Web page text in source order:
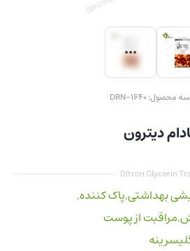
محصول:DRN-1640
دیترون
Ditron Glycerin
بهداشتی,پاک کننده,
,مراقبت از پوست